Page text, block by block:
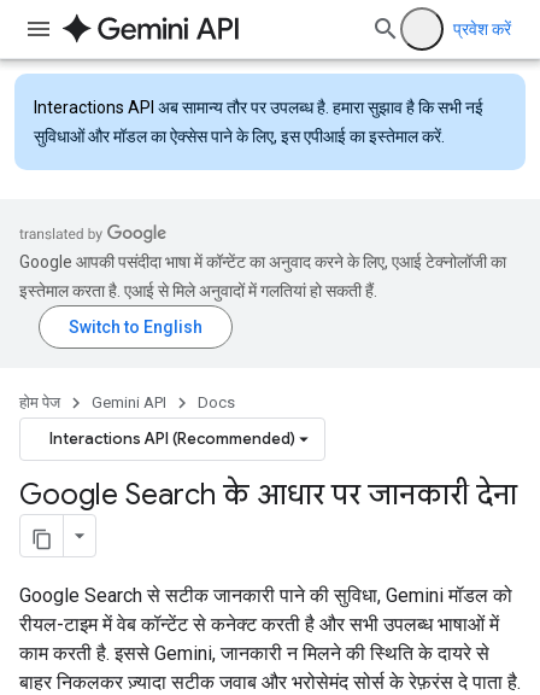
प्रवेश करें
Interactions API अब सामान्य तौर पर उपलब्ध है. हमारा सुझाव है कि सभी नई
सुविधाओं और मॉडल का ऐक्सेस पाने के लिए, इस एपीआई का इस्तेमाल करें.
Google आपकी पसंदीदा भाषा में कॉन्टेंट का अनुवाद करने के लिए, एआई टेक्नोलॉजी का
इस्तेमाल करता है. एआई से मिले अनुवादों में गलतियां हो सकती हैं.
होम पेज Gemini API Docs
Interactions API (Recommended)
Google Search के आधार पर जानकारी देना
Google Search से सटीक जानकारी पाने की सुविधा, Gemini मॉडल को
रीयल-टाइम में वेब कॉन्टेंट से कनेक्ट करती है और सभी उपलब्ध भाषाओं में
काम करती है. इससे Gemini, जानकारी न मिलने की स्थिति के दायरे से
बाहर निकलकर ज़्यादा सटीक जवाब और भरोसेमंद सोर्स के रेफ़रंस दे पाता है.